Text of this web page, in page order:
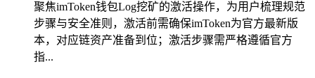
聚焦imToken钱包Log挖矿的激活操作，为用户梳理规范
步骤与安全准则，激活前需确保imToken为官方最新版
本，对应链资产准备到位；激活步骤需严格遵循官方
指...